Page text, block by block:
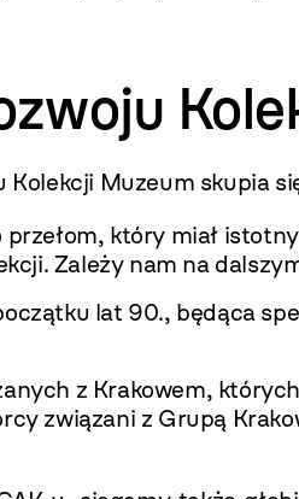
Muzeum skupia
który miał
Zależy nam na
lat 90., będąca
z Krakowem,
związani z Grupą